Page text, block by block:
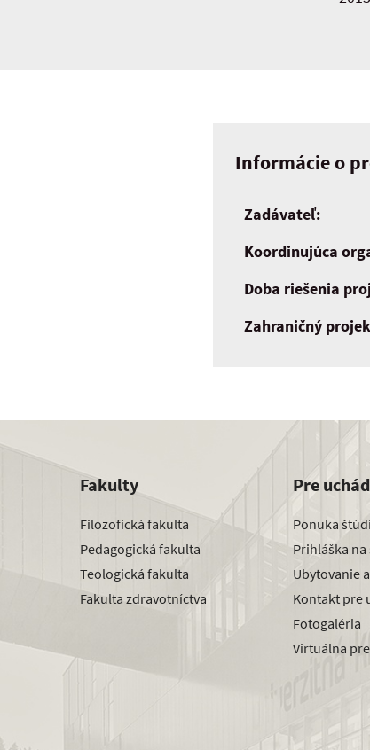
Informácie o
Zadávateľ:
Koordinujúca
Doba riešenia
Zahraničný
Fakulty
Filozofická fakulta
Pedagogická fakulta
Teologická fakulta
Fakulta zdravotníctva
Pre
Ponuka
Prihláška
Ubytovanie
Kontakt pre
Fotogaléria
Virtuálna